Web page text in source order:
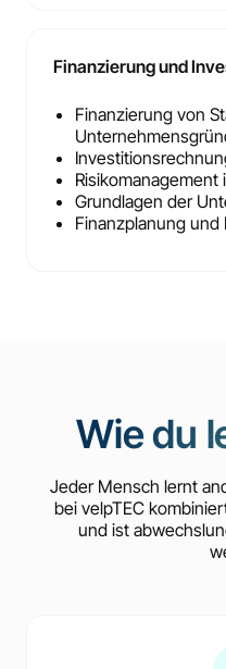
Finanzierung und
Finanzierung von
Grundlagen der
Finanzplanung
Wie du
Jeder Mensch lernt
bei velpTEC
und ist